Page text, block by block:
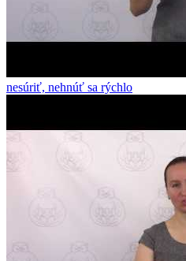
nesúriť, nehnúť sa rýchlo